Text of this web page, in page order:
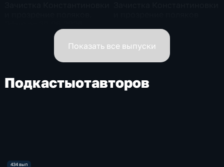
Показать все выпуски
Подкастыотавторов